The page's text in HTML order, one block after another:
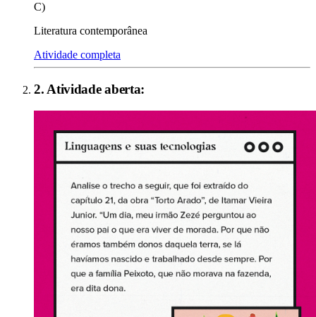
C)
Literatura contemporânea
Atividade completa
2. Atividade aberta: